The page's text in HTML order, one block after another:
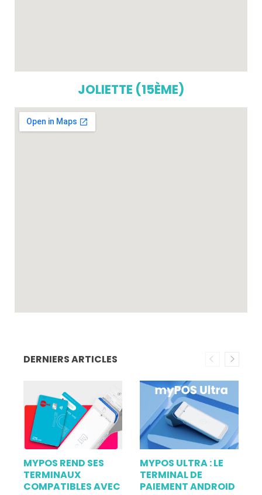
JOLIETTE (15ÈME)
DERNIERS ARTICLES
MYPOS REND SES
TERMINAUX
COMPATIBLES AVEC
MYPOS ULTRA : LE
TERMINAL DE
PAIEMENT ANDROID